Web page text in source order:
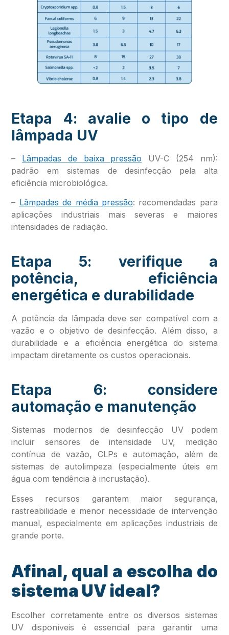
Etapa 4: avalie o tipo de
lâmpada UV
– Lâmpadas de baixa pressão UV-C (254 nm):
padrão em sistemas de desinfecção pela alta
eficiência microbiológica.
– Lâmpadas de média pressão: recomendadas para
aplicações industriais mais severas e maiores
intensidades de radiação.
Etapa 5: verifique a
potência, eficiência
energética e durabilidade
A potência da lâmpada deve ser compatível com a
vazão e o objetivo de desinfecção. Além disso, a
durabilidade e a eficiência energética do sistema
impactam diretamente os custos operacionais.
Etapa 6: considere
automação e manutenção
Sistemas modernos de desinfecção UV podem
incluir sensores de intensidade UV, medição
contínua de vazão, CLPs e automação, além de
sistemas de autolimpeza (especialmente úteis em
água com tendência à incrustação).
Esses recursos garantem maior segurança,
rastreabilidade e menor necessidade de intervenção
manual, especialmente em aplicações industriais de
grande porte.
Afinal, qual a escolha do
sistema UV ideal?
Escolher corretamente entre os diversos sistemas
UV disponíveis é essencial para garantir uma